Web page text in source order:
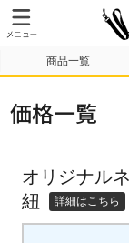
商品一覧
価格一覧
オリジナル
紐